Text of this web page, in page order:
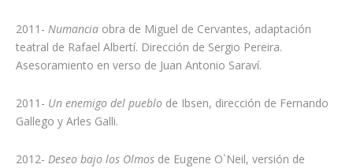
2011- Numancia obra de Miguel de Cervantes, adaptación
teatral de Rafael Albertí. Dirección de Sergio Pereira.
Asesoramiento en verso de Juan Antonio Saraví.
2011- Un enemigo del pueblo de Ibsen, dirección de Fernando
Gallego y Arles Galli.
2012- Deseo bajo los Olmosde Eugene O`Neil, versión de